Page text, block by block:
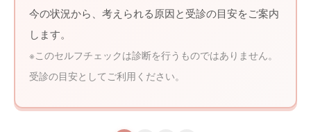
今の状況から、考えられる原因と受診の目安をご案内
します。
※このセルフチェックは診断を行うものではありません。
受診の目安としてご利用ください。
特定商取引法に基づく表記
オンライン診療